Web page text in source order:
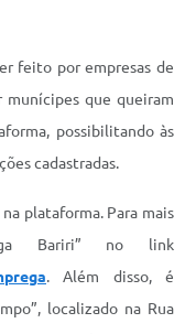
feito por empresas de
que queiram
possibilitando às
cadastradas.
plataforma. Para mais
Bariri” no link
. Além disso, é
localizado na Rua